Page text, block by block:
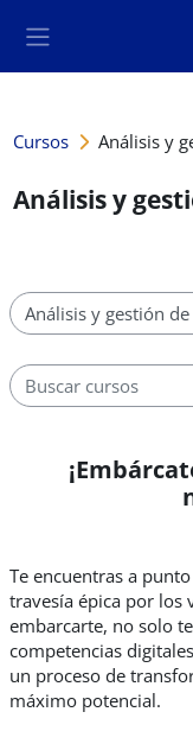
Cursos Análisis y
Análisis y
Categorías
Buscar cursos
Te encuentras a
travesía épica por los
embarcarte, no solo
competencias
un proceso de
máximo potencial.